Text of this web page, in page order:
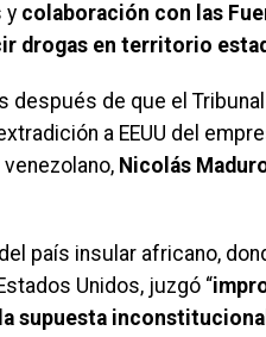
y colaboración con las
drogas en territorio
después de que el
a EEUU del
Nicolás
país insular africano,
Unidos, juzgó “
supuesta